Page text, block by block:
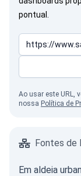
pontual.
Ao usar este URL,
nossa Política de
Fontes de
Em aldeia